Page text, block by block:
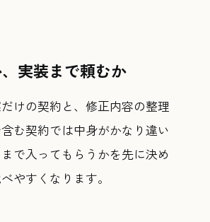
実装まで頼むか
けの契約と、修正内容の整理
む契約では中身がかなり違い
で入ってもらうかを先に決め
やすくなります。